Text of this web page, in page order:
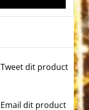
Tweet dit product
Email dit product